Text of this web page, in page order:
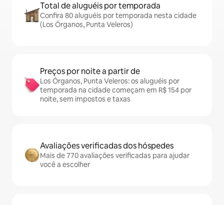
Total de aluguéis por temporada
Confira 80 aluguéis por temporada nesta cidade
(Los Órganos, Punta Veleros)
Preços por noite a partir de
Los Órganos, Punta Veleros: os aluguéis por
temporada na cidade começam em R$ 154 por
noite, sem impostos e taxas
Avaliações verificadas dos hóspedes
Mais de 770 avaliações verificadas para ajudar
você a escolher